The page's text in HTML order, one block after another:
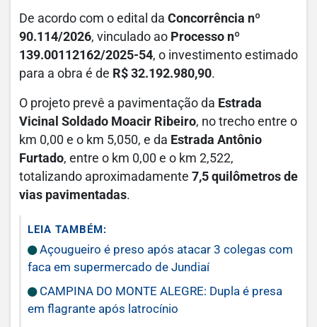
De acordo com o edital da Concorrência nº
90.114/2026, vinculado ao Processo nº
139.00112162/2025-54, o investimento estimado
para a obra é de R$ 32.192.980,90.
O projeto prevê a pavimentação da Estrada
Vicinal Soldado Moacir Ribeiro, no trecho entre o
km 0,00 e o km 5,050, e da Estrada Antônio
Furtado, entre o km 0,00 e o km 2,522,
totalizando aproximadamente 7,5 quilômetros de
vias pavimentadas.
LEIA TAMBÉM:
Açougueiro é preso após atacar 3 colegas com
faca em supermercado de Jundiaí
CAMPINA DO MONTE ALEGRE: Dupla é presa
em flagrante após latrocínio